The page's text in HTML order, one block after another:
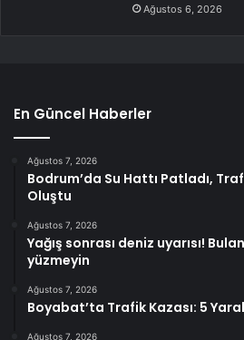
Ağustos 6, 2026
En Güncel Haberler
Ağustos 7, 2026
Bodrum’da Su Hattı Patladı,
Oluştu
Ağustos 7, 2026
Yağış sonrası deniz uyarısı!
yüzmeyin
Ağustos 7, 2026
Boyabat’ta Trafik Kazası: 5
Ağustos 7, 2026